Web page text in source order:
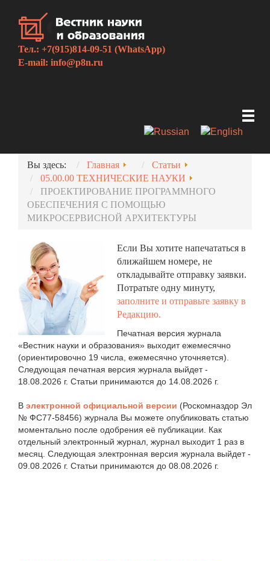
Тел.: +7(915)814-09-51 (WhatsApp)
E-mail: info@p8n.ru
Вы здесь: Главная
Статьи
05.00.00 ТЕХНИЧЕСКИЕ НАУКИ
ПРОЕКТИРОВАНИЕ ПРОГРАММНОГО
ОБЕСПЕЧЕНИЯ С ПОМОЩЬЮ
МИКРОСЕРВИСНОЙ АРХИТЕКТУРЫ
Если Вы хотите напечататься в
ближайшем номере, не
откладывайте отправку заявки.
Потратьте одну минуту,
заполните и отправьте заявку в
Редакцию.
Печатная версия журнала
«Вестник науки и образования» выходит ежемесячно
(ориентировочно 19 числа, ежемесячно уточняется).
Следующая печатная версия журнала выйдет -
18.08.2026 г. Статьи принимаются до 14.08.2026 г.
В электронной официальной версии (Роскомназдор Эл
№ ФС77-58456) журнала Вы можете опубликовать статью
моментально после одобрения её публикации. Как
отдельный электронный журнал, журнал выходит 1 раз в
месяц. Следующая электронная версия журнала выйдет -
09.08.2026 г. Статьи принимаются до 08.08.2026 г.